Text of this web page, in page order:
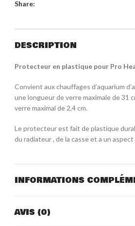
Share:
DESCRIPTION
Protecteur en plastique pour Pro
Convient aux chauffages d’aquarium
une longueur de verre maximale de 31
verre maximal de 2,4 cm.
Le protecteur est fait de plastique
du radiateur , de la casse et a un
INFORMATIONS
AVIS (0)